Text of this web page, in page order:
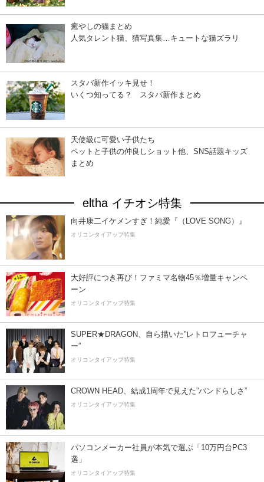
癒やしの猫まとめ
人気タレント猫、猫写真集…キュートな猫ズラリ
スタバ新作イッキ見せ！
いくつ知ってる？ スタバ新作まとめ
天使級に可愛い子供たち
ペットと子供の仲良しショット他、SNS話題キッズ
まとめ
eltha イチオシ特集
向井康二イケメンすぎ！純愛『（LOVE SONG）』
オリコンタイアップ特集
大好評につき再び！ファミマ名物45％増量キャンペ
ーン
オリコンタイアップ特集
SUPER★DRAGON、自ら描いた”レトロフューチャ
ー”
オリコンタイアップ特集
CROWN HEAD、結成1周年で見えた”バンドらしさ”
オリコンタイアップ特集
パソコンメーカー社員が本気で選ぶ「10万円台PC3
選」
オリコンタイアップ特集